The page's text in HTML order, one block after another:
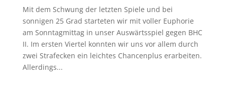
Mit dem Schwung der letzten Spiele und bei
sonnigen 25 Grad starteten wir mit voller Euphorie
am Sonntagmittag in unser Auswärtsspiel gegen BHC
II. Im ersten Viertel konnten wir uns vor allem durch
zwei Strafecken ein leichtes Chancenplus erarbeiten.
Allerdings...